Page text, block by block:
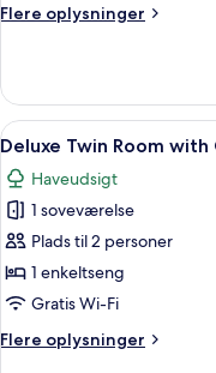
View
Flere oplysninger
Flere
Twin
with
Garden
View
Indlæs
alle
billeder
af
Deluxe
Twin
Room
Garden
1
Deluxe Twin Room
Haveudsigt
1 soveværelse
Plads til 2 personer
1 enkeltseng
Gratis Wi-Fi
Flere oplysninger
Flere